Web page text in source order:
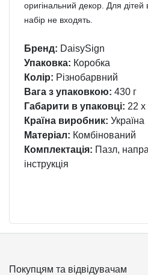
оригінальний декор. Для дітей
набір не входять.
Бренд: DaisySign
Упаковка: Коробка
Колір: Різнобарвний
Вага з упаковкою: 430 г
Габарити в упаковці: 22 x
Країна виробник: Україна
Матеріал: Комбінований
Комплектація: Пазл,
інструкція
Покупцям та відвідувачам